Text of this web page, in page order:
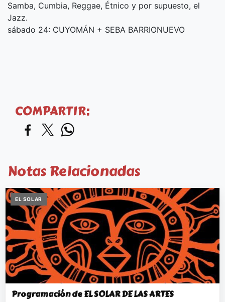
Samba, Cumbia, Reggae, Étnico y por supuesto, el
Jazz.
sábado 24: CUYOMÁN + SEBA BARRIONUEVO
COMPARTIR:
Notas Relacionadas
EL SOLAR
Programación de EL SOLAR DE LAS ARTES